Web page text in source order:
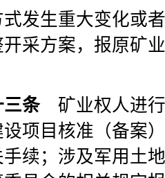
式发生重大变化或
采方案，报原矿
三条矿业权人进行
项目核准（备案
续；涉及军用土